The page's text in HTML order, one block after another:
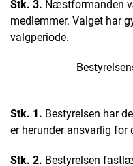
Stk. 3. Næstformanden
medlemmer. Valget har
valgperiode.
Stk. 1. Bestyrelsen har
er herunder ansvarlig for
Stk. 2. Bestyrelsen